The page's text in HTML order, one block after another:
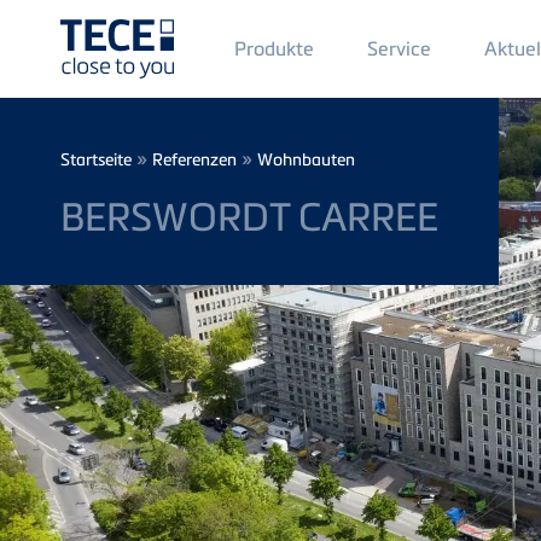
Main
Menü
1
Produkte Service
Breadcrumb
Startseite » Referenzen » Wohnbauten
BERSWORDT CARREE